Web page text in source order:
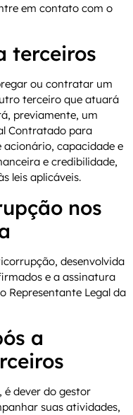
em contato com o
terceiros
ou contratar um
terceiro que atuará
previamente, um
Contratado para
capacidade e
e credibilidade,
leis aplicáveis.
nos
desenvolvida
e a assinatura
Representante Legal da
a
é dever do gestor
suas atividades,